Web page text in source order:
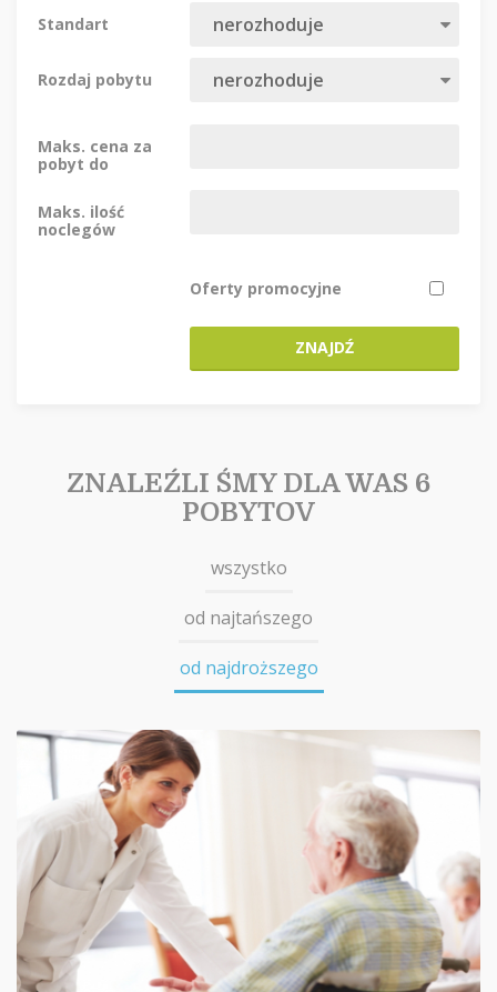
Standart
Rozdaj pobytu
Maks. cena za
pobyt do
Maks. ilość
noclegów
Oferty promocyjne
ZNAJDŹ
ZNALEŹLI ŚMY DLA WAS 6
POBYTOV
wszystko
od najtańszego
od najdroższego